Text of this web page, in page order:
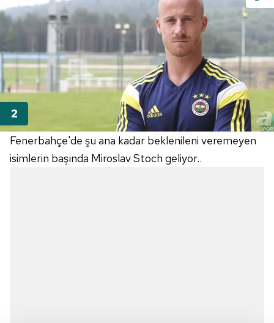
Fenerbahçe'de şu ana kadar beklenileni veremeyen
isimlerin başında Miroslav Stoch geliyor..